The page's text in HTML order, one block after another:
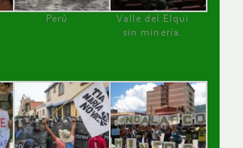
Perú
Valle del Elqui
sin minería.